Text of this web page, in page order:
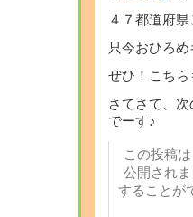
４７都道府
只今おひろ
ぜひ！こちら
さてさて、
でーす♪
この投稿
公開され
することが